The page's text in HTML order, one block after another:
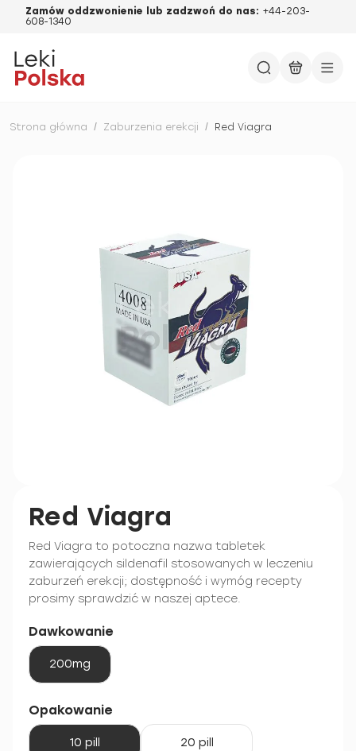
Zamów oddzwonienie lub zadzwoń do nas: +44-203-
608-1340
Strona główna / Zaburzenia erekcji / Red Viagra
Red Viagra
Red Viagra to potoczna nazwa tabletek
zawierających sildenafil stosowanych w leczeniu
zaburzeń erekcji; dostępność i wymóg recepty
prosimy sprawdzić w naszej aptece.
Dawkowanie
200mg
Opakowanie
10 pill 20 pill